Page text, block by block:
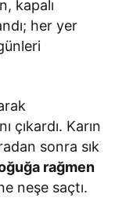
kapalı
her yer
çıkardı. Karın
sonra sık
rağmen
neşe saçtı.